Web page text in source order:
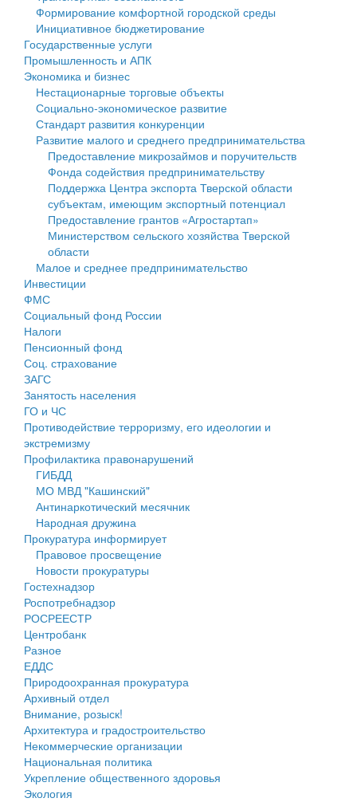
Государственные услуги
Промышленность и АПК
Экономика и бизнес
Символика
Устав
Гостям округа
Туризм
Культура
Образование
Здравоохранение
Социальная защита
Фотоальбом
муниципального округа Тверской области
Администрация Кашинского муниципального округа
Тверской области
Управление сельскими территориями
Открытые данные
Работа с обращениями граждан
Муниципальный контроль
Муниципальные услуги
Проекты административных регламентов
Антимонопольный комплаенс
Противодействие коррупции
Финансовое управление
Бюджет для граждан
Имущество
Выявление правообладателей ранее учтенных
объектов недвижимости
Имущественная поддержка субъектов малого и
среднего предпринимательства
Информационная поддержка субъектов малого и
среднего предпринимательства
Муниципальные программы
Контрольно-счетная палата
Персональные данные
Оценка регулирующего воздействия
Деятельность МУ
Нормативы градостроительного проектирования
Правила землепользования и застройки
Генеральные планы
Проекты планировки территории
Собрание депутатов
Городское поселение
Сельские поселения
Формирование комфортной городской среды
Инициативное бюджетирование
Государственные услуги
Промышленность и АПК
Экономика и бизнес
Нестационарные торговые объекты
Социально-экономическое развитие
Стандарт развития конкуренции
Развитие малого и среднего предпринимательства
Предоставление микрозаймов и поручительств
Фонда содействия предпринимательству
Поддержка Центра экспорта Тверской области
субъектам, имеющим экспортный потенциал
Предоставление грантов «Агростартап»
Министерством сельского хозяйства Тверской
области
Малое и среднее предпринимательство
Инвестиции
ФМС
Социальный фонд России
Налоги
Пенсионный фонд
Соц. страхование
ЗАГС
Занятость населения
ГО и ЧС
Противодействие терроризму, его идеологии и
экстремизму
Профилактика правонарушений
ГИБДД
МО МВД "Кашинский"
Антинаркотический месячник
Народная дружина
Прокуратура информирует
Правовое просвещение
Новости прокуратуры
Гостехнадзор
Роспотребнадзор
РОСРЕЕСТР
Центробанк
Разное
ЕДДС
Природоохранная прокуратура
Архивный отдел
Внимание, розыск!
Архитектура и градостроительство
Некоммерческие организации
Национальная политика
Укрепление общественного здоровья
Экология